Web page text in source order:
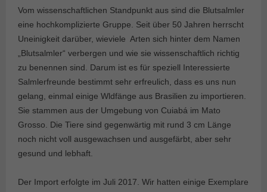
Vom wissenschaftlichen Standpunkt aus sind die Blutsalmler
eine hochkomplizierte Gruppe. Seit über 50 Jahren herrscht
Uneinigkeit darüber, wieviele Arten sich hinter dem Namen
„Blutsalmler“ verbergen und wie sie wissenschaftlich richtig
zu benennen sind. Darum ist es für speziell Interessierte
Salmlerfreunde bestimmt sehr erfreulich, dass es uns nun
gelang, einmal einige Wldfänge aus Brasilien zu importieren.
Sie stammen aus der Umgebung von Cuiabá im Mato
Grosso. Die Tiere sind gegenwärtig mit rund 3 cm Länge
noch nicht voll ausgewachsen und ausgefärbt, aber sehr
gesund und lebhaft.
Der Import erfolgte im Juli 2017. Wir hatten einige Exemplare